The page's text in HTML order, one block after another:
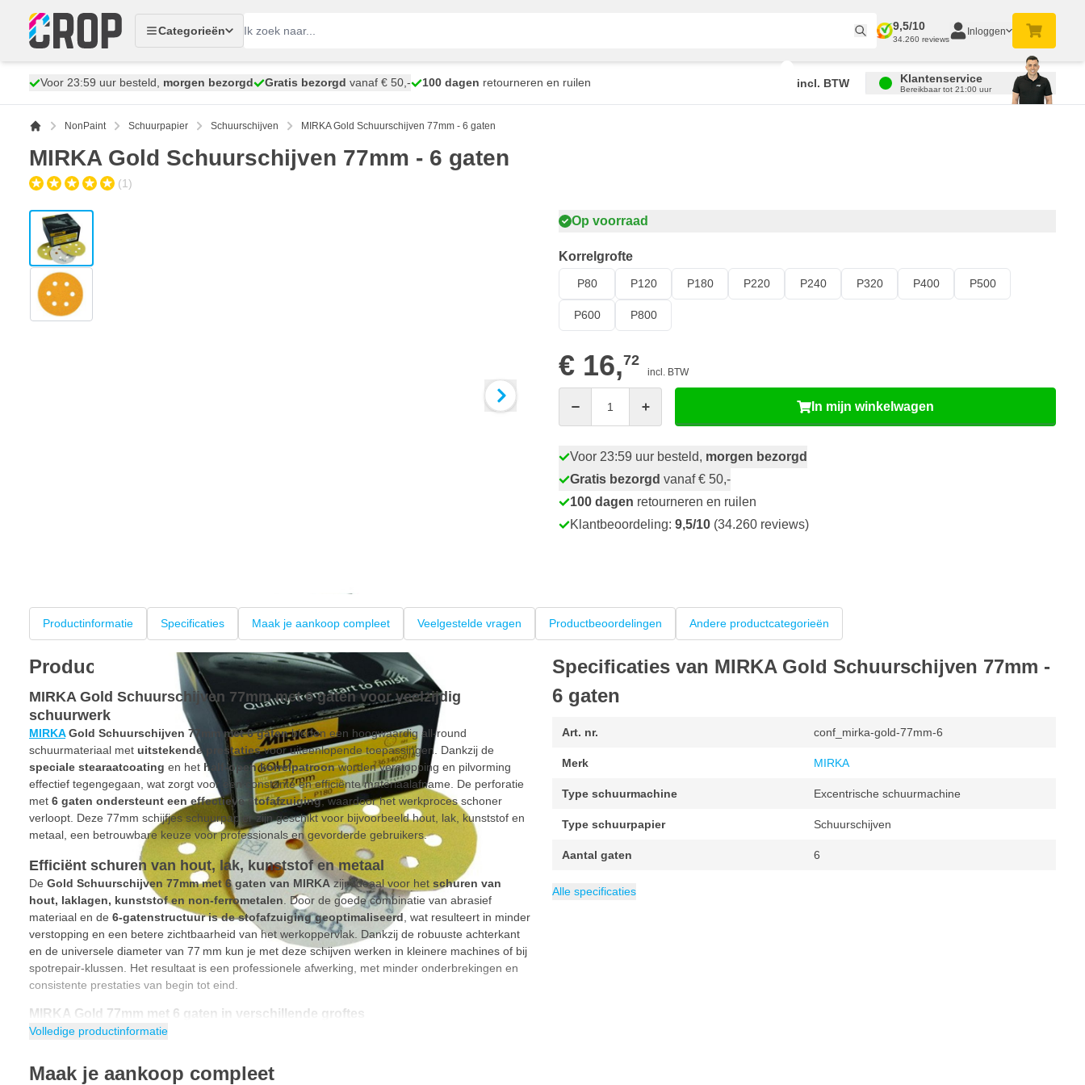
Categorieën
9,5/10
34.260 reviews
Inloggen
Voor 23:59 uur besteld, morgen bezorgd Gratis bezorgd vanaf € 50,- 100 dagen retourneren en ruilen incl. BTW Klantenservice
Bereikbaar tot 21:00 uur
NonPaint Schuurpapier Schuurschijven MIRKA Gold Schuurschijven 77mm - 6 gaten
MIRKA Gold Schuurschijven 77mm - 6 gaten
(1)
View larger image
View larger image
Op voorraad
Korrelgrofte
P80 P120 P180 P220 P240 P320 P400 P500
P600 P800
€ 16,72
incl. BTW
In mijn winkelwagen
Voor 23:59 uur besteld, morgen bezorgd
Gratis bezorgd vanaf € 50,-
100 dagen retourneren en ruilen
Klantbeoordeling: 9,5/10 (34.260 reviews)
Productinformatie Specificaties Maak je aankoop compleet Veelgestelde vragen Productbeoordelingen Andere productcategorieën
Productinformatie
MIRKA Gold Schuurschijven 77mm met 6 gaten voor veelzijdig
schuurwerk
MIRKAGold Schuurschijven 77mm met 6 gatenbieden een hoogwaardig all‑round
schuurmateriaal met uitstekende prestatiesvoor uiteenlopende toepassingen. Dankzij de
speciale stearaatcoating en het half‑open korrelpatroonworden verstopping en pilvorming
effectief tegengegaan, wat zorgt voor een constante en efficiënte materiaalafname. De perforatie
met 6 gaten ondersteunt een effectieve stofafzuiging, waardoor het werkproces schoner
verloopt. Deze 77mm schijfjes schuurpapier zijn geschikt voor bijvoorbeeld hout, lak, kunststof en
metaal, een betrouwbare keuze voor professionals en gevorderde gebruikers.
Efficiënt schuren van hout, lak, kunststof en metaal
De Gold Schuurschijven 77mm met 6 gaten van MIRKAzijn ideaal voor het schuren van
hout, laklagen, kunststof en non‑ferrometalen . Door de goede combinatie van abrasief
materiaal en de 6‑gatenstructuur is de stofafzuiging geoptimaliseerd , wat resulteert in minder
verstopping en een betere zichtbaarheid van het werkoppervlak. Dankzij de robuuste achterkant
en de universele diameter van 77 mm kun je met deze schijven werken in kleinere machines of bij
spotrepair‑klussen. Het resultaat is een professionele afwerking, met minder onderbrekingen en
consistente prestaties van begin tot eind.
MIRKA Gold 77mm met 6 gaten in verschillende groftes
P120
Volledige productinformatie
Specificaties van MIRKA Gold Schuurschijven 77mm -
6 gaten
Art. nr. conf_mirka-gold-77mm-6
Merk MIRKA
Type schuurmachine Excentrische schuurmachine
Type schuurpapier Schuurschijven
Aantal gaten 6
Verpakking
Diameter
Geschikt voor
Categorie
Alle specificaties
Maak je aankoop compleet